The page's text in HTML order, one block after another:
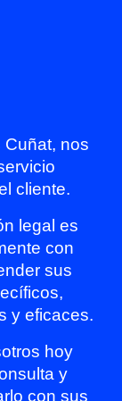
nos
cliente.
legal es
con
sus
y eficaces.
hoy
y
con sus